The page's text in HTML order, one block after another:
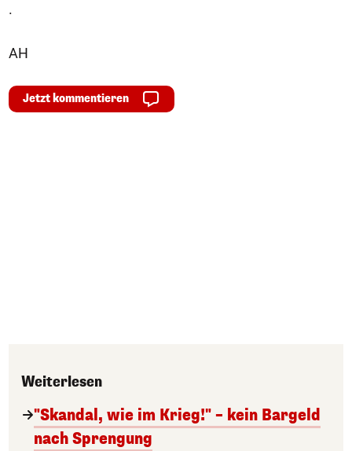
.
AH
Jetzt kommentieren
Weiterlesen
"Skandal, wie im Krieg!" – kein Bargeld
nach Sprengung